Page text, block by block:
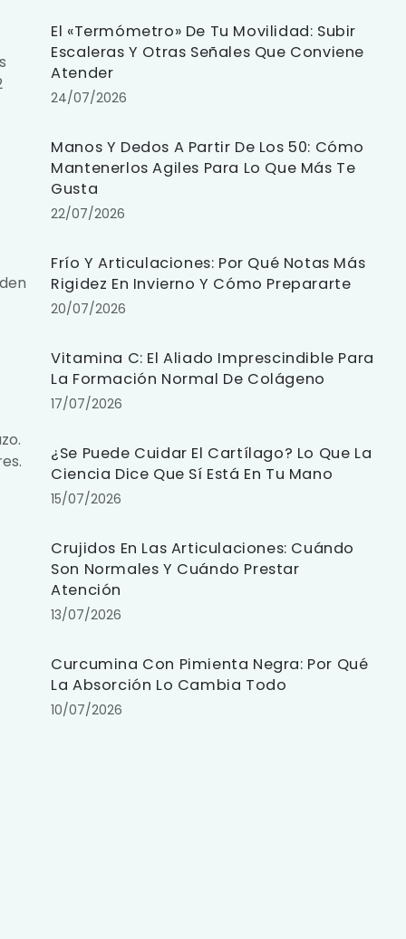
El «Termómetro» De Tu Movilidad: Subir
Escaleras Y Otras Señales Que Conviene
Atender
24/07/2026
Manos Y Dedos A Partir De Los 50: Cómo
Mantenerlos Agiles Para Lo Que Más Te
Gusta
22/07/2026
Frío Y Articulaciones: Por Qué Notas Más
Rigidez En Invierno Y Cómo Prepararte
20/07/2026
Vitamina C: El Aliado Imprescindible Para
La Formación Normal De Colágeno
17/07/2026
¿Se Puede Cuidar El Cartílago? Lo Que La
Ciencia Dice Que Sí Está En Tu Mano
15/07/2026
Crujidos En Las Articulaciones: Cuándo
Son Normales Y Cuándo Prestar
Atención
13/07/2026
Curcumina Con Pimienta Negra: Por Qué
La Absorción Lo Cambia Todo
10/07/2026